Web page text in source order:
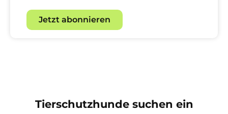
Jetzt abonnieren
Tierschutzhunde suchen ein